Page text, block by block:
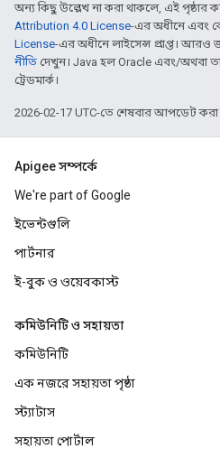
অন্য কিছু উল্লেখ না করা থাকলে, এই পৃষ্ঠার
Attribution 4.0 License-এর অধীনে এবং
License-এর অধীনে লাইসেন্স প্রাপ্ত। আরও
নীতি দেখুন। Java হল Oracle এবং/অথবা
ট্রেডমার্ক।
2026-02-17 UTC-তে শেষবার আপডেট করা
Apigee সম্পর্কে
We're part of Google
ইভেন্টগুলি
পার্টনার
ই-বুক ও ওয়েবকাস্ট
কমিউনিটি ও সহায়তা
কমিউনিটি
এক নজরে সহায়তা পৃষ্ঠা
স্ট্যাটাস
সহায়তা পোর্টাল